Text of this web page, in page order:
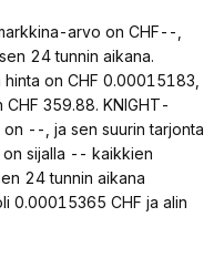
arvo on CHF--,
24 tunnin aikana.
on CHF 0.00015183,
359.88. KNIGHT-
--, ja sen suurin tarjonta
sijalla -- kaikkien
24 tunnin aikana
0.00015365 CHF ja alin